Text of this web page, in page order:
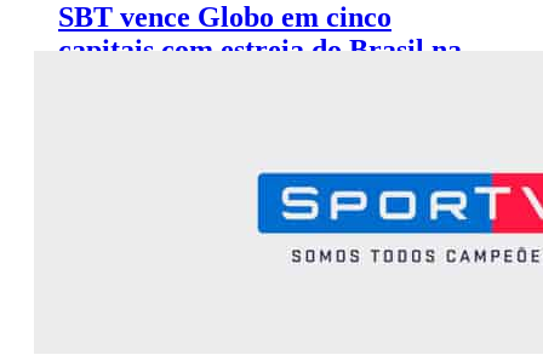
SBT vence Globo em cinco
capitais com estreia do Brasil na